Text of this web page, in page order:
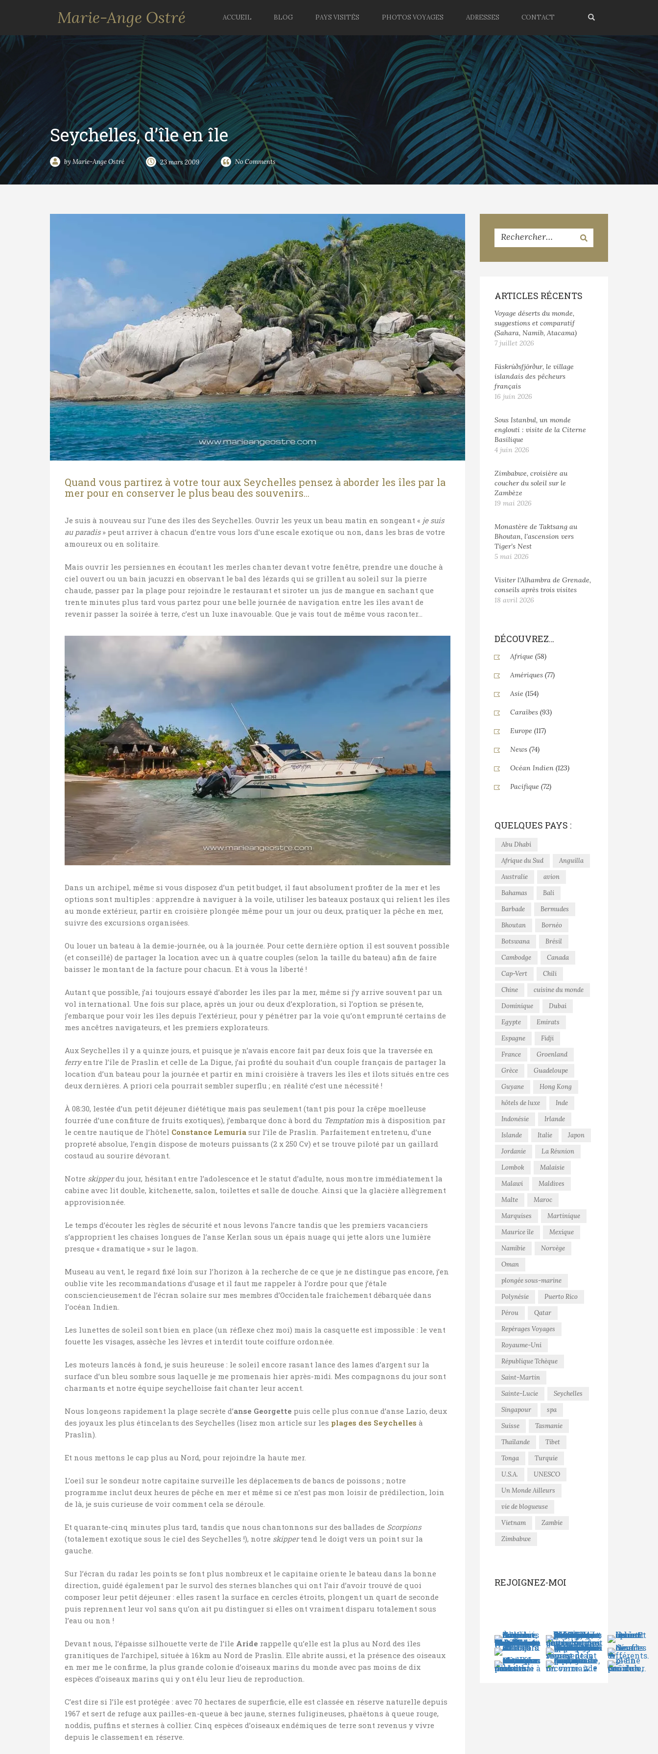
Marie-Ange Ostré ACCUEIL BLOG PAYS VISITÉS PHOTOS VOYAGES ADRESSES CONTACT
Seychelles, d’île en île
by Marie-Ange Ostré 23 mars 2009 No Comments
Quand vous partirez à votre tour aux Seychelles pensez à aborder les îles par la
mer pour en conserver le plus beau des souvenirs…
Je suis à nouveau sur l’une des îles des Seychelles. Ouvrir les yeux un beau matin en songeant « je suis
au paradis» peut arriver à chacun d’entre vous lors d’une escale exotique ou non, dans les bras de votre
amoureux ou en solitaire.
Mais ouvrir les persiennes en écoutant les merles chanter devant votre fenêtre, prendre une douche à
ciel ouvert ou un bain jacuzzi en observant le bal des lézards qui se grillent au soleil sur la pierre
chaude, passer par la plage pour rejoindre le restaurant et siroter un jus de mangue en sachant que
trente minutes plus tard vous partez pour une belle journée de navigation entre les îles avant de
revenir passer la soirée à terre, c’est un luxe inavouable. Que je vais tout de même vous raconter…
Dans un archipel, même si vous disposez d’un petit budget, il faut absolument profiter de la mer et les
options sont multiples : apprendre à naviguer à la voile, utiliser les bateaux postaux qui relient les îles
au monde extérieur, partir en croisière plongée même pour un jour ou deux, pratiquer la pêche en mer,
suivre des excursions organisées.
Ou louer un bateau à la demie-journée, ou à la journée. Pour cette dernière option il est souvent possible
(et conseillé) de partager la location avec un à quatre couples (selon la taille du bateau) afin de faire
baisser le montant de la facture pour chacun. Et à vous la liberté !
Autant que possible, j’ai toujours essayé d’aborder les îles par la mer, même si j’y arrive souvent par un
vol international. Une fois sur place, après un jour ou deux d’exploration, si l’option se présente,
j’embarque pour voir les îles depuis l’extérieur, pour y pénétrer par la voie qu’ont emprunté certains de
mes ancêtres navigateurs, et les premiers explorateurs.
Aux Seychelles il y a quinze jours, et puisque je n’avais encore fait par deux fois que la traversée en
ferryentre l’île de Praslin et celle de La Digue, j’ai profité du souhait d’un couple français de partager la
location d’un bateau pour la journée et partir en mini croisière à travers les îles et îlots situés entre ces
deux dernières. A priori cela pourrait sembler superflu ; en réalité c’est une nécessité !
À 08:30, lestée d’un petit déjeuner diététique mais pas seulement (tant pis pour la crêpe moelleuse
fourrée d’une confiture de fruits exotiques), j’embarque donc à bord du Temptation mis à disposition par
le centre nautique de l’hôtel Constance Lemuria sur l’île de Praslin. Parfaitement entretenu, d’une
propreté absolue, l’engin dispose de moteurs puissants (2 x 250 Cv) et se trouve piloté par un gaillard
costaud au sourire dévorant.
Notre skipperdu jour, hésitant entre l’adolescence et le statut d’adulte, nous montre immédiatement la
cabine avec lit double, kitchenette, salon, toilettes et salle de douche. Ainsi que la glacière allègrement
approvisionnée.
Le temps d’écouter les règles de sécurité et nous levons l’ancre tandis que les premiers vacanciers
s’approprient les chaises longues de l’anse Kerlan sous un épais nuage qui jette alors une lumière
presque « dramatique » sur le lagon.
Museau au vent, le regard fixé loin sur l’horizon à la recherche de ce que je ne distingue pas encore, j’en
oublie vite les recommandations d’usage et il faut me rappeler à l’ordre pour que j’étale
consciencieusement de l’écran solaire sur mes membres d’Occidentale fraîchement débarquée dans
l’océan Indien.
Les lunettes de soleil sont bien en place (un réflexe chez moi) mais la casquette est impossible : le vent
fouette les visages, assèche les lèvres et interdit toute coiffure ordonnée.
Les moteurs lancés à fond, je suis heureuse : le soleil encore rasant lance des lames d’argent sur la
surface d’un bleu sombre sous laquelle je me promenais hier après-midi. Mes compagnons du jour sont
charmants et notre équipe seychelloise fait chanter leur accent.
Nous longeons rapidement la plage secrète d’anse Georgette puis celle plus connue d’anse Lazio, deux
des joyaux les plus étincelants des Seychelles (lisez mon article sur les plages des Seychelles à
Praslin).
Et nous mettons le cap plus au Nord, pour rejoindre la haute mer.
L’oeil sur le sondeur notre capitaine surveille les déplacements de bancs de poissons ; notre
programme inclut deux heures de pêche en mer et même si ce n’est pas mon loisir de prédilection, loin
de là, je suis curieuse de voir comment cela se déroule.
Et quarante-cinq minutes plus tard, tandis que nous chantonnons sur des ballades de Scorpions
(totalement exotique sous le ciel des Seychelles !), notre skippertend le doigt vers un point sur la
gauche.
Sur l’écran du radar les points se font plus nombreux et le capitaine oriente le bateau dans la bonne
direction, guidé également par le survol des sternes blanches qui ont l’air d’avoir trouvé de quoi
composer leur petit déjeuner : elles rasent la surface en cercles étroits, plongent un quart de seconde
puis reprennent leur vol sans qu’on ait pu distinguer si elles ont vraiment disparu totalement sous
l’eau ou non !
Devant nous, l’épaisse silhouette verte de l’île Aride rappelle qu’elle est la plus au Nord des îles
granitiques de l’archipel, située à 16km au Nord de Praslin. Elle abrite aussi, et la présence des oiseaux
en mer me le confirme, la plus grande colonie d’oiseaux marins du monde avec pas moins de dix
espèces d’oiseaux marins qui y ont élu leur lieu de reproduction.
C’est dire si l’île est protégée : avec 70 hectares de superficie, elle est classée en réserve naturelle depuis
1967 et sert de refuge aux pailles-en-queue à bec jaune, sternes fuligineuses, phaëtons à queue rouge,
noddis, puffins et sternes à collier. Cinq espèces d’oiseaux endémiques de terre sont revenus y vivre
depuis le classement en réserve.
ARTICLES RÉCENTS
Voyage déserts du monde,
suggestions et comparatif
(Sahara, Namib, Atacama)
7 juillet 2026
Fáskrúðsfjörður, le village
islandais des pêcheurs
français
16 juin 2026
Sous Istanbul, un monde
englouti : visite de la Citerne
Basilique
4 juin 2026
Zimbabwe, croisière au
coucher du soleil sur le
Zambèze
19 mai 2026
Monastère de Taktsang au
Bhoutan, l’ascension vers
Tiger’s Nest
5 mai 2026
Visiter l’Alhambra de Grenade,
conseils après trois visites
18 avril 2026
DÉCOUVREZ…
Afrique (58)
Amériques(77)
Asie (154)
Caraïbes(93)
Europe (117)
News(74)
Océan Indien(123)
Pacifique (72)
QUELQUES PAYS :
Abu Dhabi
Afrique du Sud
Anguilla
Australie
avion
Bahamas
Bali
Barbade
Bermudes
Bhoutan
Bornéo
Botswana
Brésil
Cambodge
Canada
Cap-Vert
Chili
Chine
cuisine du monde
Dominique
Dubai
Egypte
Emirats
Espagne
Fidji
France
Groenland
Grèce
Guadeloupe
Guyane
Hong Kong
hôtels de luxe
Inde
Indonésie
Irlande
Islande
Italie
Japon
Jordanie
La Réunion
Lombok
Malaisie
Malawi
Maldives
Malte
Maroc
Marquises
Martinique
Maurice île
Mexique
Namibie
Norvège
Oman
plongée sous-marine
Polynésie
Puerto Rico
Pérou
Qatar
Repérages Voyages
Royaume-Uni
République Tchèque
Saint-Martin
Sainte-Lucie
Seychelles
Singapour
spa
Suisse
Tasmanie
Thaïlande
Tibet
Tonga
Turquie
U.S.A.
UNESCO
Un Monde Ailleurs
vie de blogueuse
Vietnam
Zambie
Zimbabwe
REJOIGNEZ-MOI